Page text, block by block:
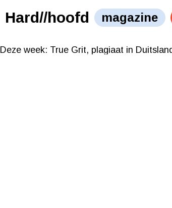
Deze week: True Grit, plagiaat in
Deze week: True Grit, plagiaat in
Hard//hoofd magazine